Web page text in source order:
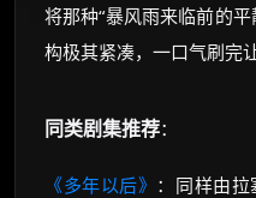
将那种“暴风雨来临前的
构极其紧凑，一口气刷完
同类剧集推荐：
《多年以后》 ：同样由拉